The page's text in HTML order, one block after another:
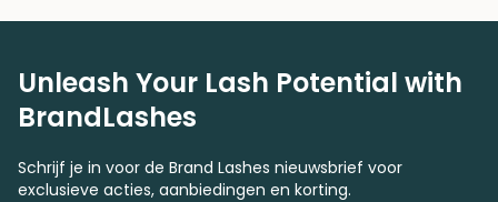
Unleash Your Lash Potential with
BrandLashes
Schrijf je in voor de Brand Lashes nieuwsbrief voor
exclusieve acties, aanbiedingen en korting.